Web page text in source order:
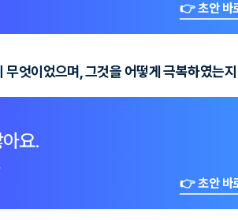
👉 초안 바
엇이었으며, 그것을 어떻게 극복하였는
요.
👉 초안 바